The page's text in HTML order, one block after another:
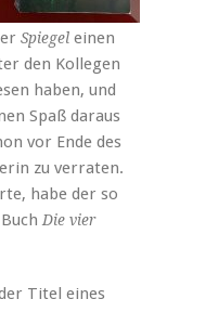
Spiegel einen
den Kollegen
haben, und
Spaß daraus
vor Ende des
zu verraten.
habe der so
Die vier
Titel eines